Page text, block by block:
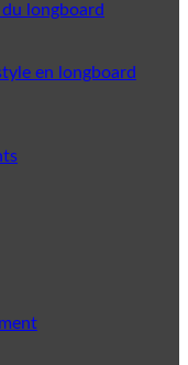
du longboard
en longboard